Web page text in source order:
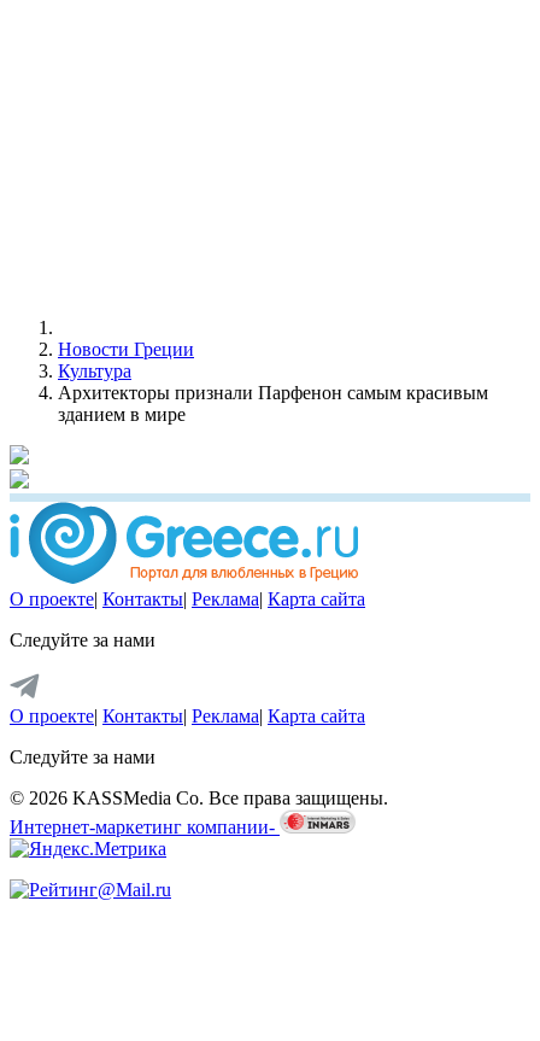
Новости Греции
Культура
Архитекторы признали Парфенон самым красивым
зданием в мире
О проекте| Контакты| Реклама| Карта сайта
Следуйте за нами
О проекте| Контакты| Реклама| Карта сайта
Следуйте за нами
© 2026 KASSMedia Co. Все права защищены.
Интернет-маркетинг компании-